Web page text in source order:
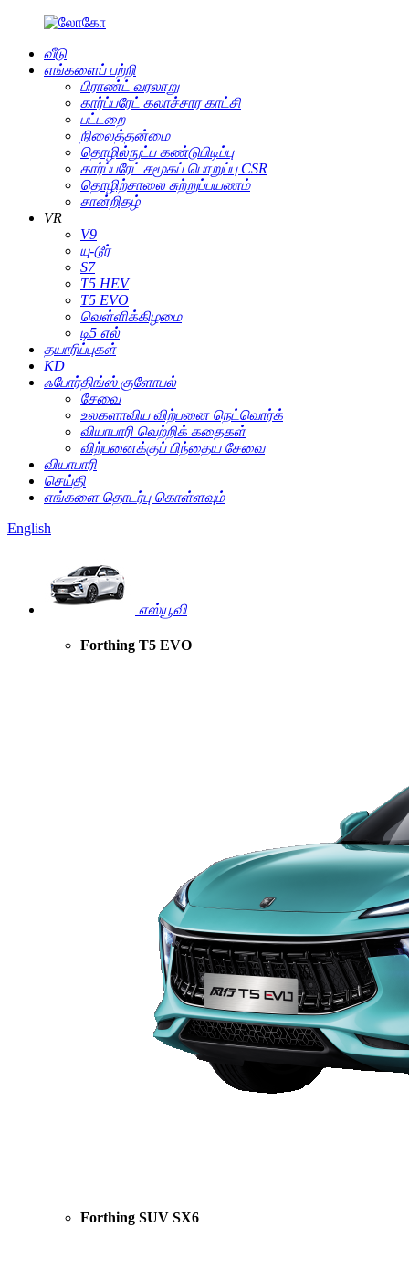
வீடு
எங்களைப் பற்றி
பிராண்ட் வரலாறு
கார்ப்பரேட் கலாச்சார காட்சி
பட்டறை
நிலைத்தன்மை
தொழில்நுட்ப கண்டுபிடிப்பு
கார்ப்பரேட் சமூகப் பொறுப்பு CSR
தொழிற்சாலை சுற்றுப்பயணம்
சான்றிதழ்
VR
V9
யு-டூர்
S7
T5 HEV
T5 EVO
வெள்ளிக்கிழமை
டி5 எல்
தயாரிப்புகள்
KD
ஃபோர்திங்ஸ் குளோபல்
சேவை
உலகளாவிய விற்பனை நெட்வொர்க்
வியாபாரி வெற்றிக் கதைகள்
விற்பனைக்குப் பிந்தைய சேவை
வியாபாரி
செய்தி
எங்களை தொடர்பு கொள்ளவும்
English
எஸ்யூவி
Forthing T5 EVO
Forthing SUV SX6